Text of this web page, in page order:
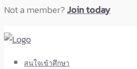
Not a member?Join today
สนใจเข้าศึกษา